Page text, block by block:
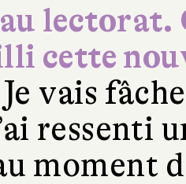
lectorat.
cette
Je vais
ressenti
moment